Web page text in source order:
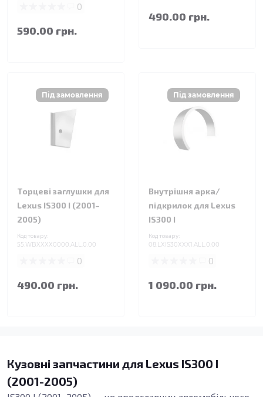
0
590.00 грн.
490.00 грн.
Торцеві заглушки для
Lexus IS300 I (2001–
2005)
Код товару:
55.WBXXXX0000.ALL.0.00
0
490.00 грн.
Внутрішня арка/
підкрилок для Lexus
IS300 I
Код товару:
08.LXIS30XXX1.ALL.0.00
0
1 090.00 грн.
Кузовні запчастини для Lexus IS300 I
(2001-2005)